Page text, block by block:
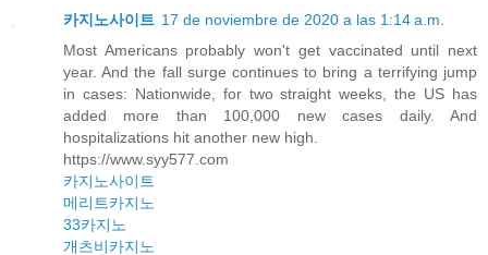
카지노사이트 17 de noviembre de 2020 a las 1:14 a.m.
Most Americans probably won't get vaccinated until next
year. And the fall surge continues to bring a terrifying jump
in cases: Nationwide, for two straight weeks, the US has
added more than 100,000 new cases daily. And
hospitalizations hit another new high.
https://www.syy577.com
카지노사이트
메리트카지노
33카지노
개츠비카지노